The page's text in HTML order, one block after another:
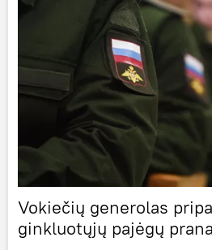
Vokiečių generolas
ginkluotųjų pajėgų